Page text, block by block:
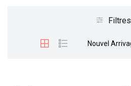
Filtres
Nouvel